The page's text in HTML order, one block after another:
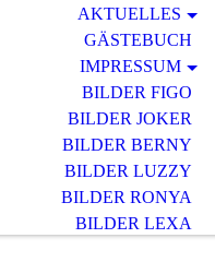
AKTUELLES
GÄSTEBUCH
IMPRESSUM
BILDER FIGO
BILDER JOKER
BILDER BERNY
BILDER LUZZY
BILDER RONYA
BILDER LEXA